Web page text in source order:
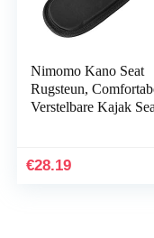
Nimomo Kano Seat
Rugsteun,
Verstelbare Kajak
€28.19